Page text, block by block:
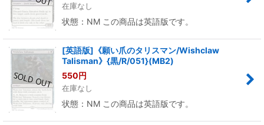
在庫なし
状態：NM この商品は英語版です。
[英語版]《願い爪のタリスマン/Wishclaw
Talisman》{黒/R/051}(MB2)
550円
在庫なし
状態：NM この商品は英語版です。